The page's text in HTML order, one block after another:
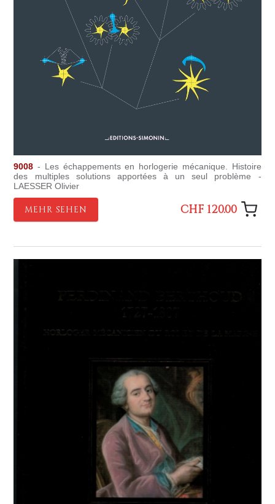
9008 - Les échappements en horlogerie mécanique. Histoire
des multiples solutions apportées à un seul problème -
LAESSER Olivier
MEHR SEHEN CHF 120.00